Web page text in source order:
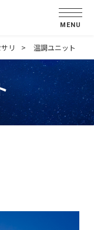
MENU
リ 温調ユニット